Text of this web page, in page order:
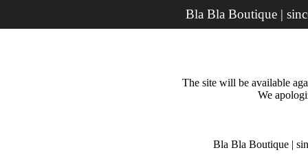
Bla Bla Boutique |
The site will be available
We
Bla Bla Boutique |